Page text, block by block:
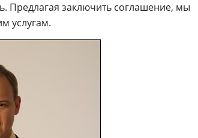
Предлагая заключить соглашение, мы
услугам.